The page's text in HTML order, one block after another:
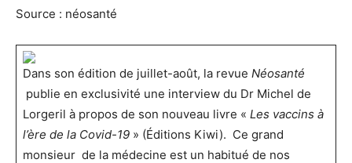
Source : néosanté
Dans son édition de juillet-août, la revue Néosanté
publie en exclusivité une interview du Dr Michel de
Lorgeril à propos de son nouveau livre « Les vaccins à
l’ère de la Covid-19» (Éditions Kiwi). Ce grand
monsieur de la médecine est un habitué de nos